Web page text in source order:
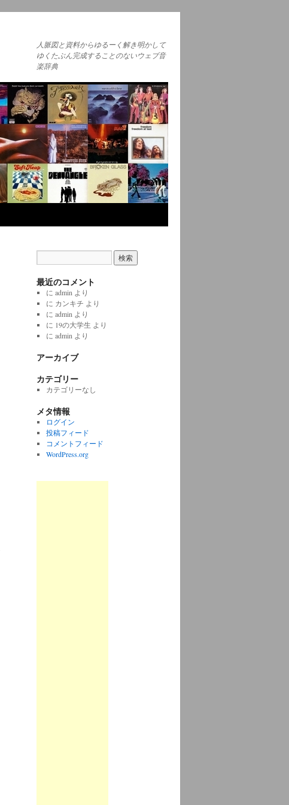
人脈図と資料からゆるーく解き明かして
ゆくたぶん完成することのないウェブ音
楽辞典
最近のコメント
に admin より
に カンキチ より
に admin より
に 19の大学生 より
に admin より
アーカイブ
カテゴリー
カテゴリーなし
メタ情報
ログイン
投稿フィード
コメントフィード
WordPress.org